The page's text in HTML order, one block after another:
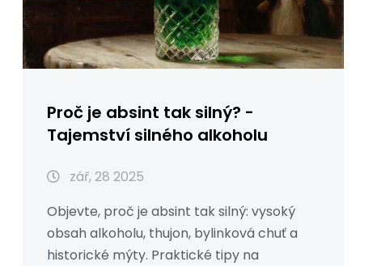
Proč je absint tak silný? -
Tajemství silného alkoholu
zář, 28 2025
Objevte, proč je absint tak silný: vysoký
obsah alkoholu, thujon, bylinková chuť a
historické mýty. Praktické tipy na